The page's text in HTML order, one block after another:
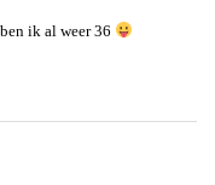
ik al weer 36